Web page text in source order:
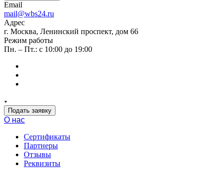
Email
mail@wbs24.ru
Адрес
г. Москва, Ленинский проспект, дом 66
Режим работы
Пн. – Пт.: с 10:00 до 19:00
Подать заявку
О нас
Сертификаты
Партнеры
Отзывы
Реквизиты